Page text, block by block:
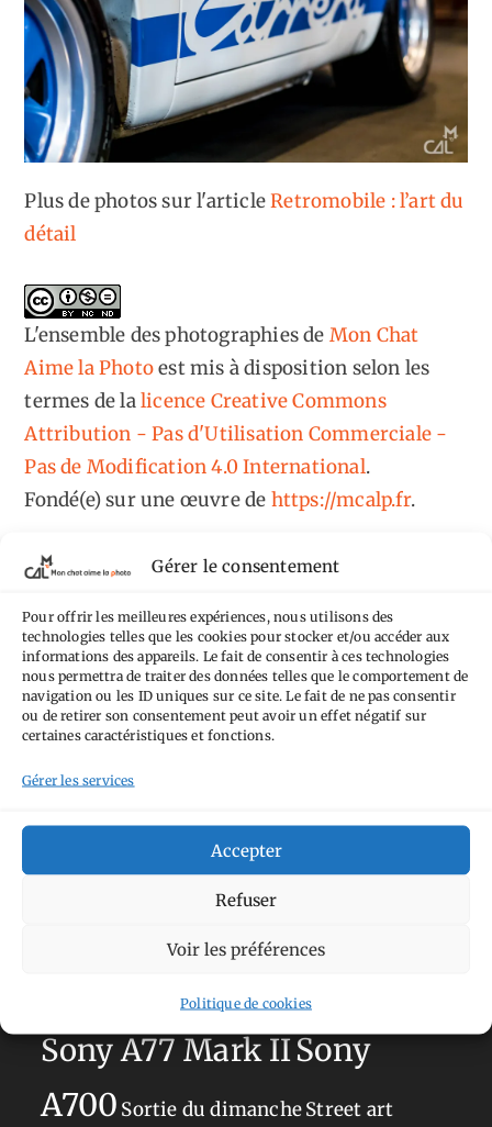
Gérer le consentement
Pour offrir les meilleures expériences, nous utilisons des
technologies telles que les cookies pour stocker et/ou accéder aux
informations des appareils. Le fait de consentir à ces technologies
nous permettra de traiter des données telles que le comportement de
navigation ou les ID uniques sur ce site. Le fait de ne pas consentir
ou de retirer son consentement peut avoir un effet négatif sur
certaines caractéristiques et fonctions.
Gérer les services
Accepter
Refuser
Voir les préférences
Politique de cookies
Plus de photos sur l'articleRetromobile : l’art du
détail
L'ensemble des photographiesde Mon Chat
Aime la Photoest mis à disposition selon les
termes de lalicence Creative Commons
Attribution - Pas d'Utilisation Commerciale -
Pas de Modification 4.0 International.
Fondé(e) sur une œuvre de https://mcalp.fr.
Tags
AilleursAimez-vous bordelAllemagne Andorre
Anti tourismeBarBelgique
perchéCircuit
Academy Hauts-de-France Hébergement JaponJournées
La Défense
Olympus OM-D E-M5
Paris Pays-Bas
Sans adresseSavoie
Sony A77 Mark IISony
A700 Sortie du dimancheStreet art